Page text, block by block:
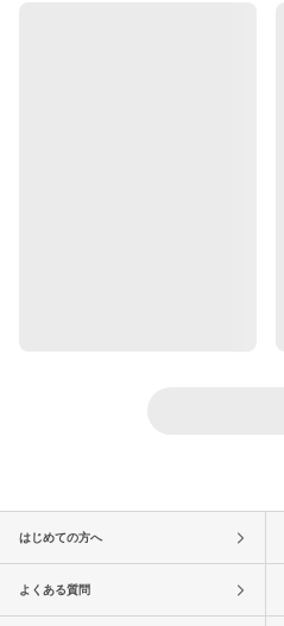
はじめての方へ
よくある質問